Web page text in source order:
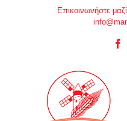
Επικοινωνήστε